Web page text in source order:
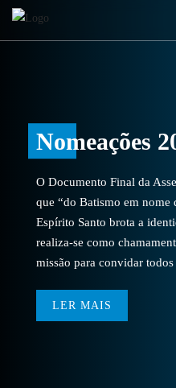
Nomeações
O Documento Final da
que “do Batismo em nome
Espírito Santo brota a
realiza-se como
missão para convidar
LER MAIS